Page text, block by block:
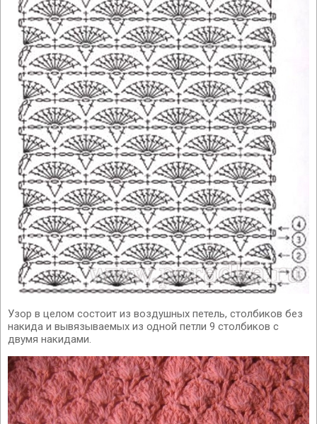
Узор в целом состоит из воздушных петель, столбиков без
накида и вывязываемых из одной петли 9 столбиков с
двумя накидами.